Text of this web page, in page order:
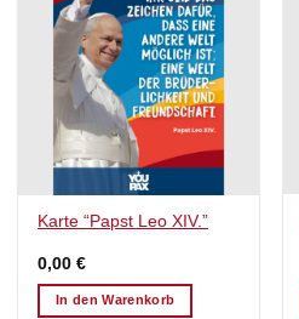
Karte “Papst Leo XIV.”
0,00€
In den Warenkorb